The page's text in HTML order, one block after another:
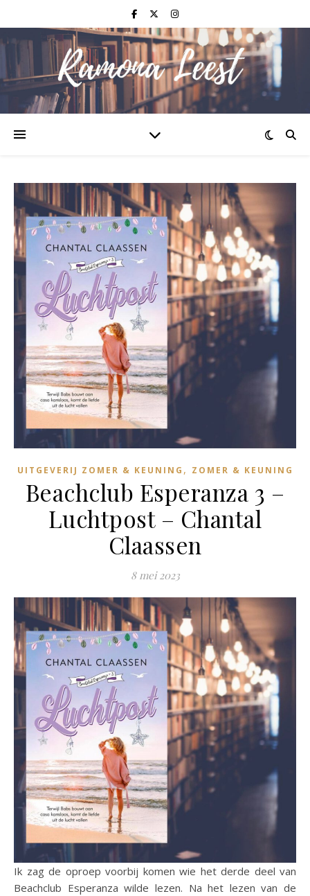
UITGEVERIJ ZOMER & KEUNING , ZOMER & KEUNING
Beachclub Esperanza 3 –
Luchtpost – Chantal
Claassen
8 mei 2023
Ik zag de oproep voorbij komen wie het derde deel van
Beachclub Esperanza wilde lezen. Na het lezen van de